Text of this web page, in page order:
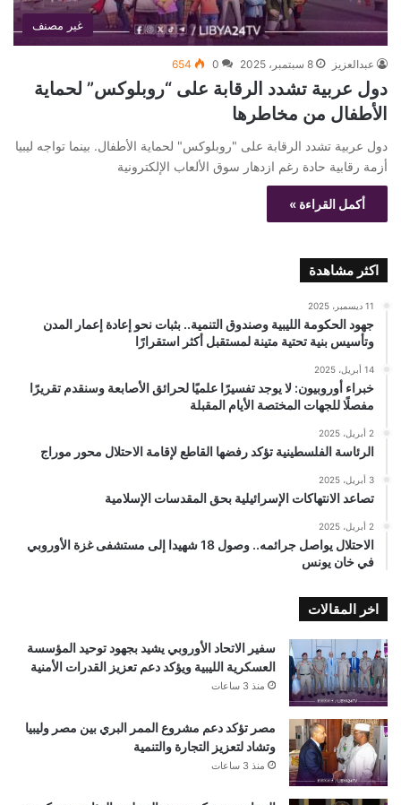
غير مصنف
عبدالعزيز 8 سبتمبر، 2025 0
654
دول عربية تشدد الرقابة على “روبلوكس” لحماية
الأطفال من مخاطرها
دول عربية تشدد الرقابة على "روبلوكس" لحماية الأطفال. بينما تواجه ليبيا
أزمة رقابية حادة رغم ازدهار سوق الألعاب الإلكترونية
أكمل القراءة »
اكثر مشاهدة
11 ديسمبر، 2025
جهود الحكومة الليبية وصندوق التنمية.. بثبات نحو إعادة إعمار المدن
وتأسيس بنية تحتية متينة لمستقبل أكثر استقرارًا
14 أبريل، 2025
خبراء أوروبيون: لا يوجد تفسيرًا علميًا لحرائق الأصابعة وسنقدم تقريرًا
مفصلًا للجهات المختصة الأيام المقبلة
2 أبريل، 2025
الرئاسة الفلسطينية تؤكد رفضها القاطع لإقامة الاحتلال محور موراج
3 أبريل، 2025
تصاعد الانتهاكات الإسرائيلية بحق المقدسات الإسلامية
2 أبريل، 2025
الاحتلال يواصل جرائمه.. وصول 18 شهيدا إلى مستشفى غزة الأوروبي
في خان يونس
اخر المقالات
سفير الاتحاد الأوروبي يشيد بجهود توحيد المؤسسة
العسكرية الليبية ويؤكد دعم تعزيز القدرات الأمنية
منذ 3 ساعات
مصر تؤكد دعم مشروع الممر البري بين مصر وليبيا
وتشاد لتعزيز التجارة والتنمية
منذ 3 ساعات